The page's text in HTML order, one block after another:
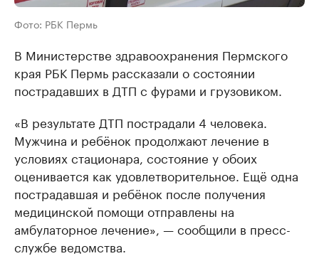
Фото: РБК Пермь
В Министерстве здравоохранения Пермского
края РБК Пермь рассказали о состоянии
пострадавших в ДТП с фурами и грузовиком.
«В результате ДТП пострадали 4 человека.
Мужчина и ребёнок продолжают лечение в
условиях стационара, состояние у обоих
оценивается как удовлетворительное. Ещё одна
пострадавшая и ребёнок после получения
медицинской помощи отправлены на
амбулаторное лечение», — сообщили в пресс-
службе ведомства.